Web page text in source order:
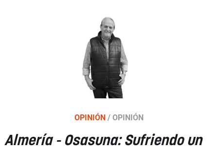
OPINIÓN / OPINIÓN
Almería - Osasuna: Sufriendo un